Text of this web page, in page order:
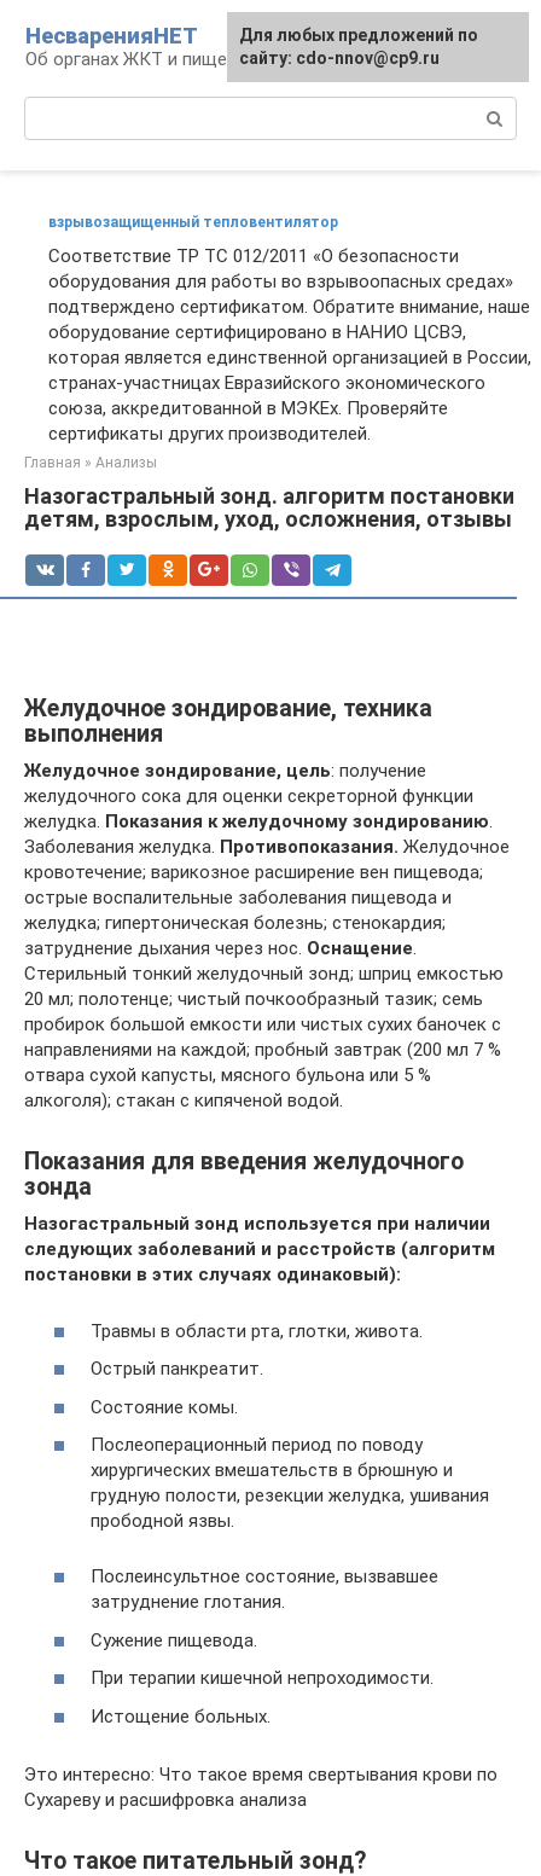
контенту
НесваренияНЕТ
Об органах ЖКТ и пищеварении
взрывозащищенный тепловентилятор
Соответствие ТР ТС 012/2011 «О безопасности
оборудования для работы во взрывоопасных средах»
подтверждено сертификатом. Обратите внимание, наше
оборудование сертифицировано в НАНИО ЦСВЭ,
которая является единственной организацией в России,
странах-участницах Евразийского экономического
союза, аккредитованной в МЭКЕх. Проверяйте
сертификаты других производителей.
Главная » Анализы
Назогастральный зонд. алгоритм постановки
детям, взрослым, уход, осложнения, отзывы
Желудочное зондирование, техника
выполнения
Желудочное зондирование, цель: получение
желудочного сока для оценки секреторной функции
желудка. Показания к желудочному зондированию.
Заболевания желудка. Противопоказания. Желудочное
кровотечение; варикозное расширение вен пищевода;
острые воспалительные заболевания пищевода и
желудка; гипертоническая болезнь; стенокардия;
затруднение дыхания через нос. Оснащение.
Стерильный тонкий желудочный зонд; шприц емкостью
20 мл; полотенце; чистый почкообразный тазик; семь
пробирок большой емкости или чистых сухих баночек с
направлениями на каждой; пробный завтрак (200 мл 7 %
отвара сухой капусты, мясного бульона или 5 %
алкоголя); стакан с кипяченой водой.
Показания для введения желудочного
зонда
Назогастральный зонд используется при наличии
следующих заболеваний и расстройств (алгоритм
постановки в этих случаях одинаковый):
Травмы в области рта, глотки, живота.
Острый панкреатит.
Состояние комы.
Послеоперационный период по поводу
хирургических вмешательств в брюшную и
грудную полости, резекции желудка, ушивания
прободной язвы.
Послеинсультное состояние, вызвавшее
затруднение глотания.
Сужение пищевода.
При терапии кишечной непроходимости.
Истощение больных.
Это интересно: Что такое время свертывания крови по
Сухареву и расшифровка анализа
Что такое питательный зонд?
Для любых предложений по
сайту: cdo-nnov@cp9.ru